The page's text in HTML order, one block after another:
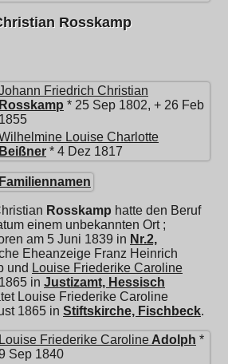
Rosskamp
Friedrich Christian
Rosskamp * 25 Sep 1802, + 26 Feb
1855
Louise Charlotte
Beißner * 4 Dez 1817
Familiennamen
Rosskamp hatte den Beruf
einem unbekannten Ort ;
am 5 Juni 1839 in Nr.2,
Eheanzeige Franz Heinrich
und Louise Friederike Caroline
in Justizamt, Hessisch
Louise Friederike Caroline
1865 in Stiftskirche, Fischbeck.
Louise Friederike Caroline Adolph *
Sep 1840